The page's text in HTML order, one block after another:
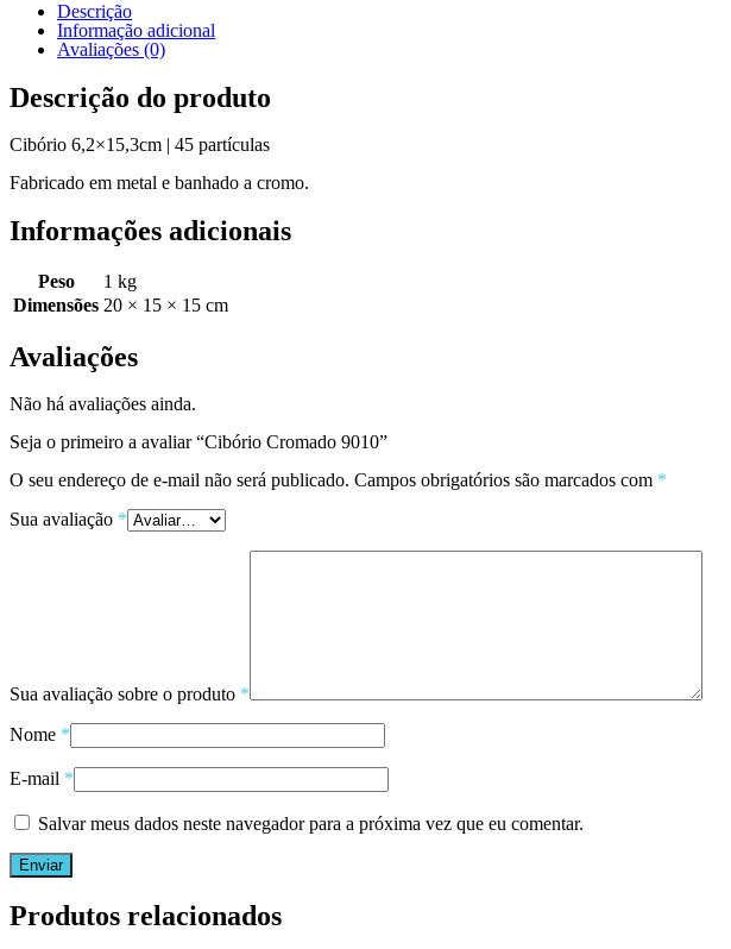
Descrição
Informação adicional
Avaliações (0)
Descrição do produto
Cibório 6,2×15,3cm | 45 partículas
Fabricado em metal e banhado a cromo.
Informações adicionais
Peso
1 kg
Dimensões 20 × 15 × 15 cm
Avaliações
Não há avaliações ainda.
Seja o primeiro a avaliar “Cibório Cromado 9010”
O seu endereço de e-mail não será publicado. Campos obrigatórios são marcados com *
Sua avaliação *
Sua avaliação sobre o produto *
Nome *
E-mail *
Salvar meus dados neste navegador para a próxima vez que eu comentar.
Produtos relacionados